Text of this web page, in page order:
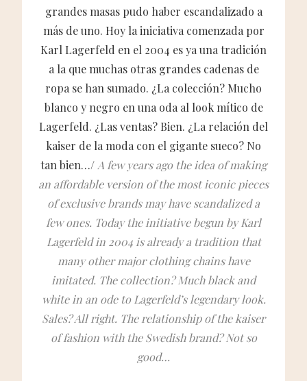
grandes masas pudo haber escandalizado a
más de uno. Hoy la iniciativa comenzada por
Karl Lagerfeld en el 2004 es ya una tradición
a la que muchas otras grandes cadenas de
ropa se han sumado. ¿La colección? Mucho
blanco y negro en una oda al look mítico de
Lagerfeld. ¿Las ventas? Bien. ¿La relación del
kaiser de la moda con el gigante sueco? No
tan bien…/ A few years ago the idea of making
an affordable version of the most iconic pieces
of exclusive brands may have scandalized a
few ones. Today the initiative begun by Karl
Lagerfeld in 2004 is already a tradition that
many other major clothing chains have
imitated. The collection? Much black and
white in an ode to Lagerfeld’s legendary look.
Sales? All right. The relationship of the kaiser
of fashion with the Swedish brand? Not so
good…